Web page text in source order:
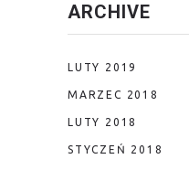
ARCHIVE
LUTY 2019
MARZEC 2018
LUTY 2018
STYCZEŃ 2018